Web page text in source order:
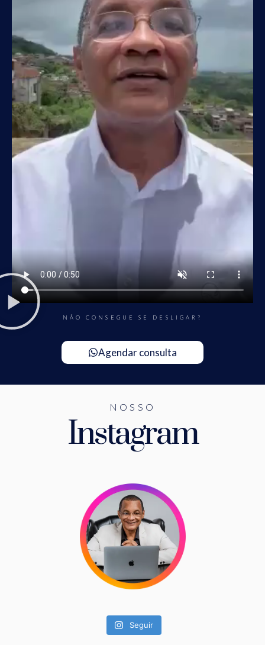
NÃO CONSEGUE SE DESLIGAR?
Agendar consulta
NOSSO
Instagram
Seguir